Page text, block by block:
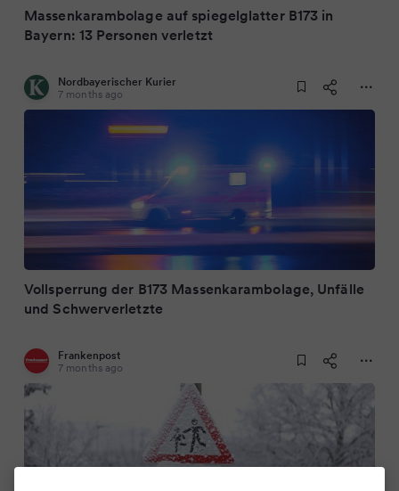
Massenkarambolage auf spiegelglatter B173 in
Bayern: 13 Personen verletzt
Nordbayerischer Kurier
7 months ago
Vollsperrung der B173 Massenkarambolage, Unfälle
und Schwerverletzte
Frankenpost
7 months ago